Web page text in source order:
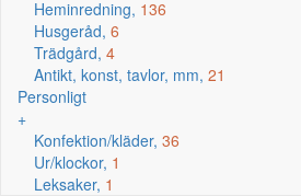
Heminredning, 136
Husgeråd, 6
Trädgård, 4
Antikt, konst, tavlor, mm, 21
Personligt
+
Konfektion/kläder, 36
Ur/klockor, 1
Leksaker, 1